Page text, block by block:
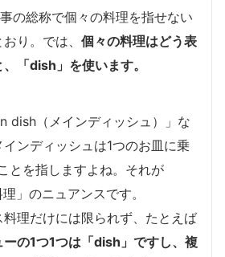
の総称で個々の料理を指せない
り。では、 個々の料理はどう表
「dish」を使います。
dish（メインディッシュ）」な
ンディッシュは1つのお皿に乗
とを指しますよね。それが
」のニュアンスです。
理だけには限られず、たとえば
ーの1つ1つは「dish」ですし、複